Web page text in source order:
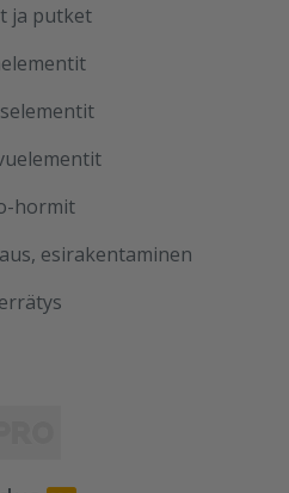
ja putket
hormit
esirakentaminen